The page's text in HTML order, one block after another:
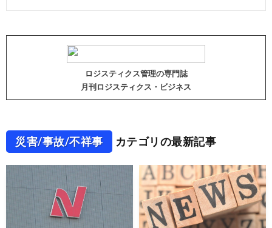
ロジスティクス管理の専門誌
月刊ロジスティクス・ビジネス
災害/事故/不祥事 カテゴリの最新記事